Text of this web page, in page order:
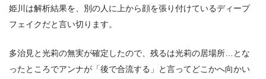
姫川は解析結果を、別の人に上から顔を張り付けているディープ
フェイクだと言い切ります。
多治見と光莉の無実が確定したので、残るは光莉の居場所…とな
ったところでアンナが「後で合流する」と言ってどこかへ向かい